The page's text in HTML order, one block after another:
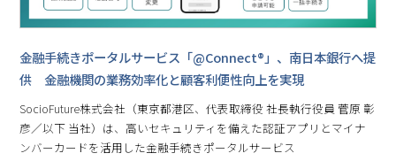
金融手続きポータルサービス「@Connect®」、南日本銀行へ提
供 金融機関の業務効率化と顧客利便性向上を実現
SocioFuture株式会社（東京都港区、代表取締役 社長執行役員 菅原 彰
彦／以下 当社）は、高いセキュリティを備えた認証アプリとマイナ
ンバーカードを活用した金融手続きポータルサービス